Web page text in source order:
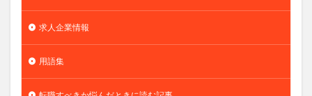
求人企業情報
用語集